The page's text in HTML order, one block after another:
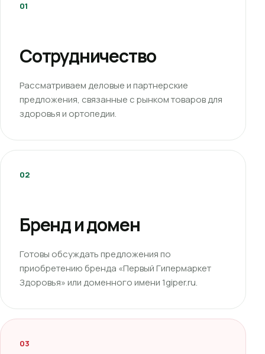
01
Сотрудничество
Рассматриваем деловые и партнерские
предложения, связанные с рынком товаров для
здоровья и ортопедии.
02
Бренд и домен
Готовы обсуждать предложения по
приобретению бренда «Первый Гипермаркет
Здоровья» или доменного имени 1giper.ru.
03